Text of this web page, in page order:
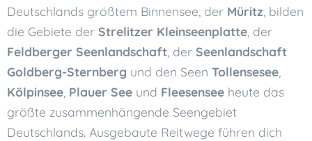
Deutschlands größtem Binnensee, der Müritz , bilden
die Gebiete der Strelitzer Kleinseenplatte , der
Feldberger Seenlandschaft , der Seenlandschaft
Goldberg-Sternberg und den Seen Tollensesee
Kölpinsee Plauer See und Fleesensee heute das
größte zusammenhängende Seengebiet
Deutschlands. Ausgebaute Reitwege führen dich